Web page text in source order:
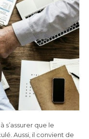
s’assurer que le
Aussi, il convient de